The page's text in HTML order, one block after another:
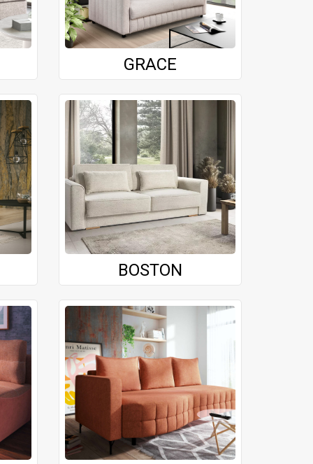
GRACE
BOSTON